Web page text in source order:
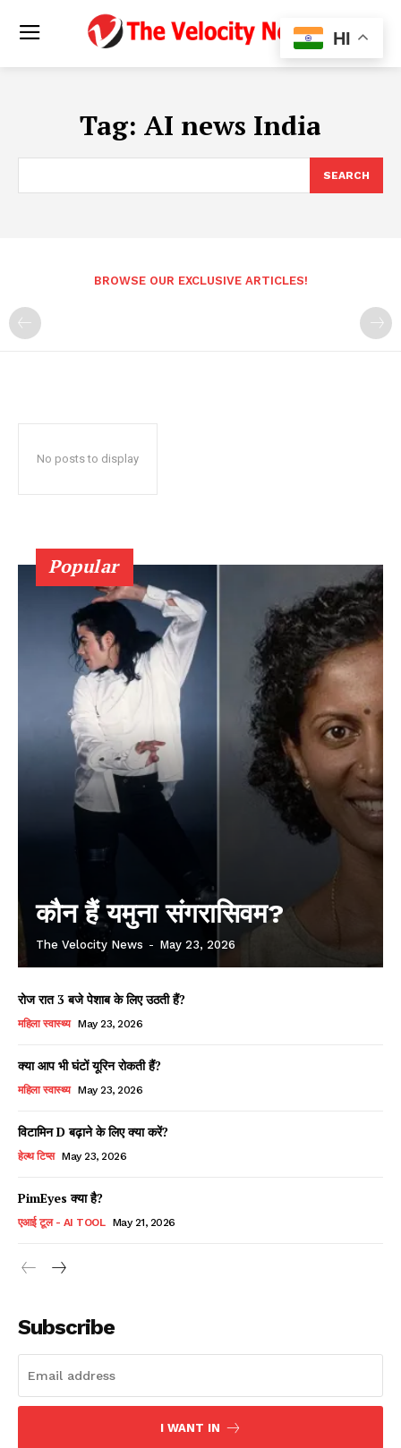
Tag: AI news India
SEARCH
BROWSE OUR EXCLUSIVE ARTICLES!
No posts to display
Popular
कौन हैं यमुना संगरासिवम?
The Velocity News - May 23, 2026
रोज रात 3 बजे पेशाब के लिए उठती हैं?
महिला स्वास्थ्य May 23, 2026
क्या आप भी घंटों यूरिन रोकती हैं?
महिला स्वास्थ्य May 23, 2026
विटामिन D बढ़ाने के लिए क्या करें?
हेल्थ टिप्स May 23, 2026
PimEyes क्या है?
एआई टूल - AI TOOL May 21, 2026
Subscribe
I WANT IN
HI